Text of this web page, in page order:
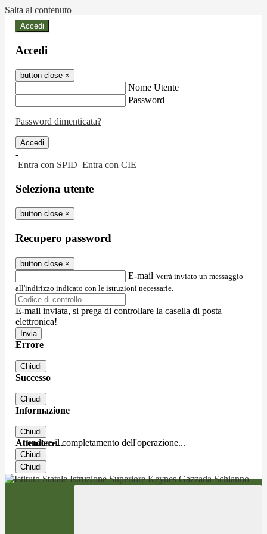
Salta al contenuto
Accedi
Accedi
button close ×
Nome Utente
Password
Password dimenticata?
-
Entra con SPID Entra con CIE
Seleziona utente
button close ×
Recupero password
button close ×
E-mail Verrà inviato un messaggio
all'indirizzo indicato con le istruzioni necessarie.
E-mail inviata, si prega di controllare la casella di posta
elettronica!
Errore
Chiudi
Successo
Chiudi
Informazione
Chiudi
Attendere...
Attendere il completamento dell'operazione...
Chiudi
Chiudi